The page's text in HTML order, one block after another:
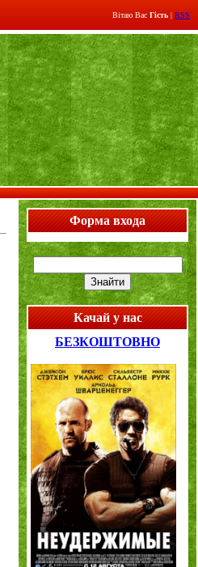
Вітаю Вас Гість | RSS
Форма входа
Качай у нас
БЕЗКОШТОВНО